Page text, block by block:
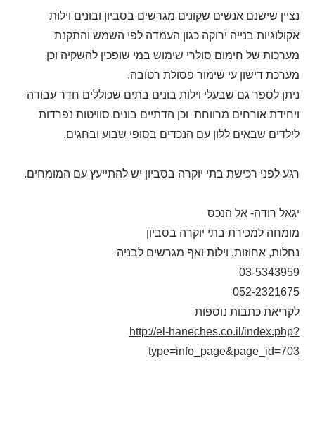
נציין שישנם אנשים שקונים מגרשים בסביון ובונים וילות
אקולוגיות בנייה ירוקה כגון העמדה לפי השמש והתקנת
מערכות של חימום סולרי שימוש במי שופכין להשקיה וכן
מערכת דישון עי שימור פסולת רטובה.
ניתן לספר גם שבעלי וילות בונים בתים שכוללים חדר עבודה
ויחידת אורחים מרווחת וכן הדתיים בונים סוויטות נפרדות
לילדים שבאים ללון עם הנכדים בסופי שבוע ובחגים.
רגע לפני רכישת בתי יוקרה בסביון יש להתייעץ עם המומחים.
יגאל רודה- אל הנכס
מומחה למכירת בתי יוקרה בסביון
נחלות, אחוזות, וילות ואף מגרשים לבניה
03-5343959
052-2321675
לקריאת כתבות נוספות
http://el-haneches.co.il/index.php?
type=info_page&page_id=703